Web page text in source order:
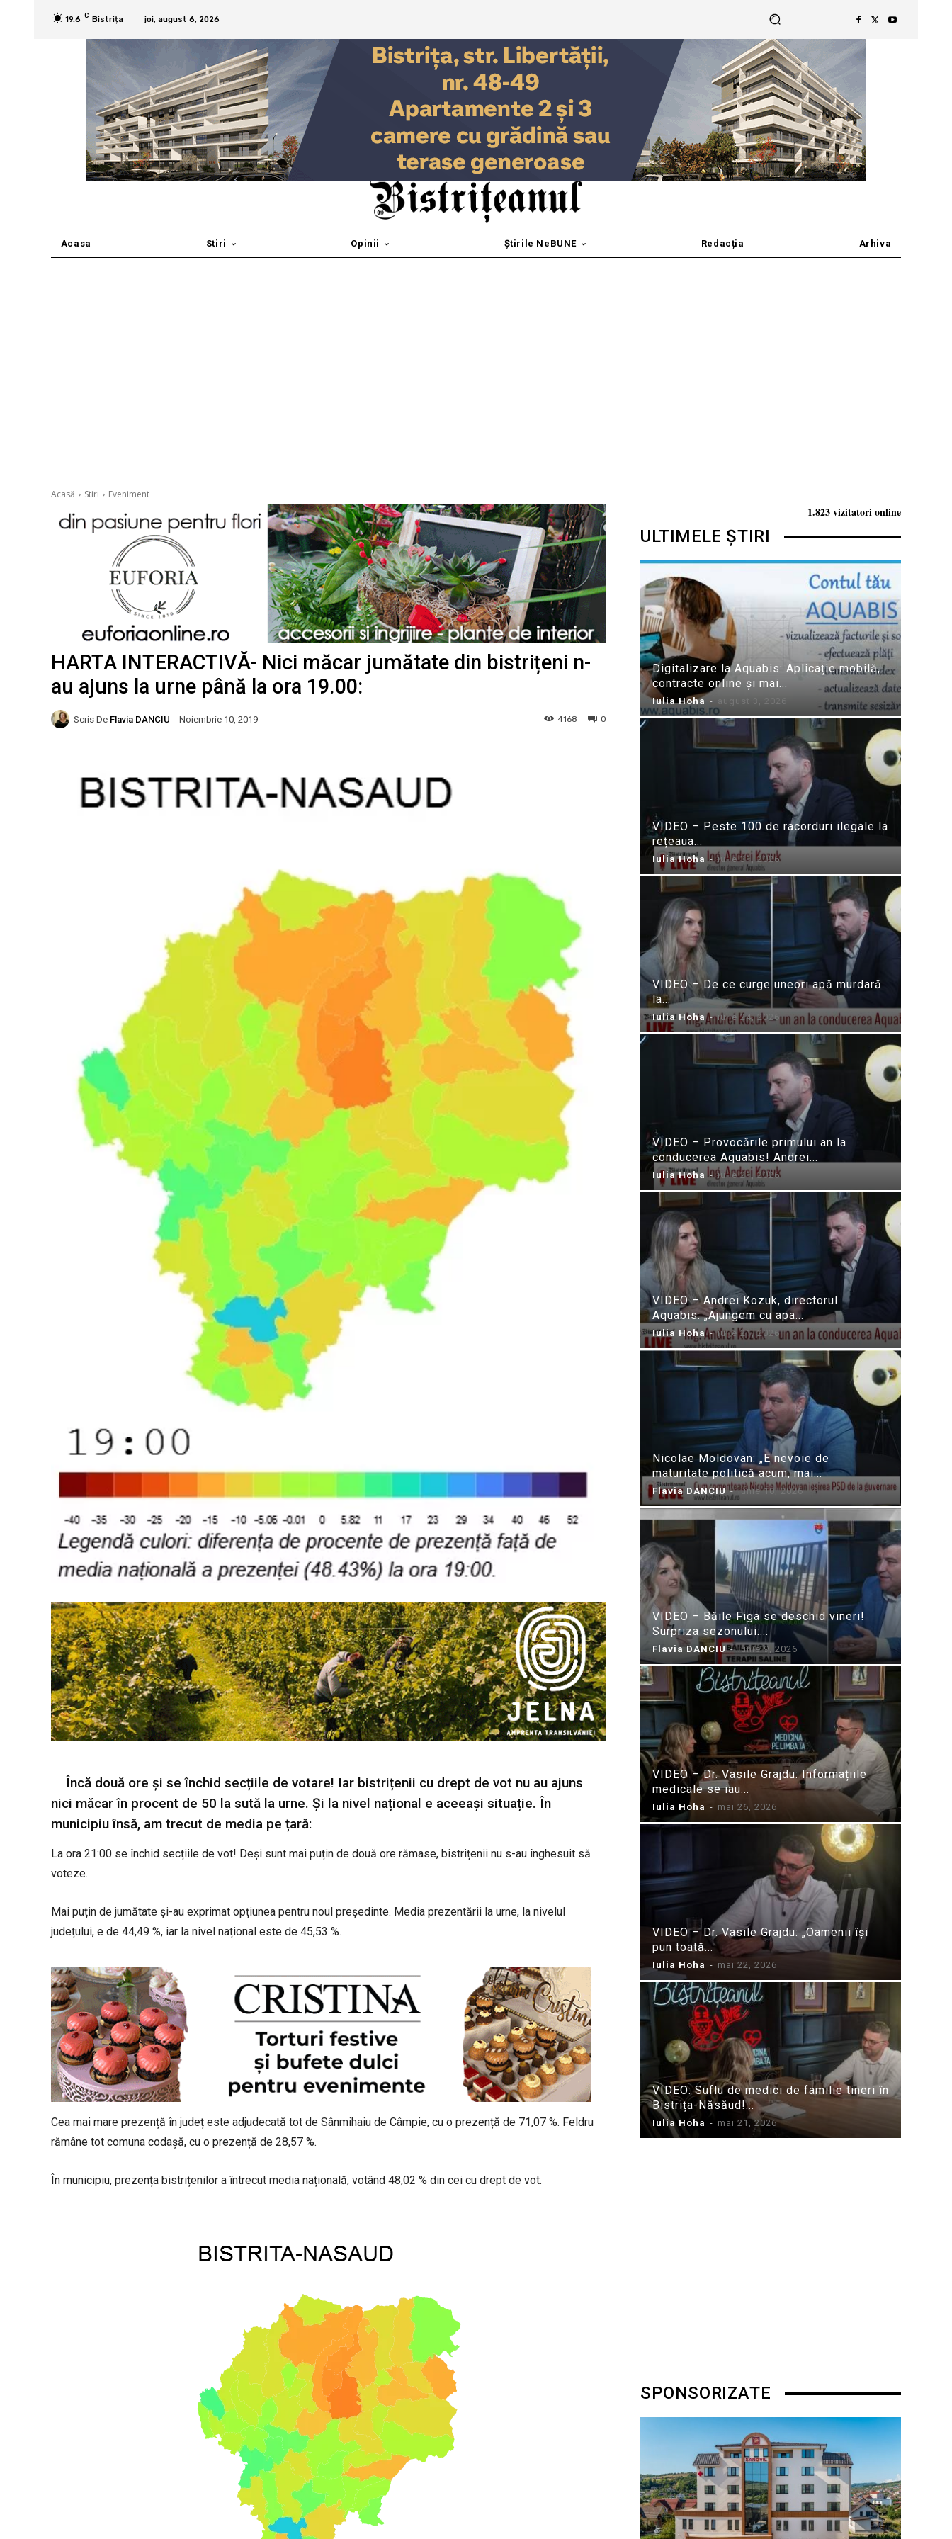
19.6 C Bistrița joi, august 6, 2026
Acasa Stiri Opinii Știrile NeBUNE Redacția Arhiva
Acasă Stiri Eveniment
HARTA INTERACTIVĂ- Nici măcar jumătate din bistrițeni n-
au ajuns la urne până la ora 19.00:
Scris De Flavia DANCIU Noiembrie 10, 2019 0
4168
Încă două ore și se închid secțiile de votare! Iar bistrițenii cu drept de vot nu au ajuns
nici măcar în procent de 50 la sută la urne. Și la nivel național e aceeași situație. În
municipiu însă, am trecut de media pe țară:
La ora 21:00 se închid secțiile de vot! Deși sunt mai puțin de două ore rămase, bistrițenii nu s-au înghesuit să
voteze.
Mai puțin de jumătate și-au exprimat opțiunea pentru noul președinte. Media prezentării la urne, la nivelul
județului, e de 44,49 %, iar la nivel național este de 45,53 %.
Cea mai mare prezență în județ este adjudecată tot de Sânmihaiu de Câmpie, cu o prezență de 71,07 %. Feldru
rămâne tot comuna codașă, cu o prezență de 28,57 %.
În municipiu, prezența bistrițenilor a întrecut media națională, votând 48,02 % din cei cu drept de vot.
1.823 vizitatori online
ULTIMELE ȘTIRI
Digitalizare la Aquabis: Aplicație mobilă,
contracte online și mai...
Iulia Hoha - august 3, 2026
VIDEO – Peste 100 de racorduri ilegale la
rețeaua...
Iulia Hoha - iulie 31, 2026
VIDEO – De ce curge uneori apă murdară
la...
Iulia Hoha - iulie 24, 2026
VIDEO – Provocările primului an la
conducerea Aquabis! Andrei...
Iulia Hoha - iulie 21, 2026
VIDEO – Andrei Kozuk, directorul
Aquabis: „Ajungem cu apa...
Iulia Hoha - iulie 21, 2026
Nicolae Moldovan: „E nevoie de
maturitate politică acum, mai...
Flavia DANCIU - iunie 10, 2026
VIDEO – Băile Figa se deschid vineri!
Surpriza sezonului:...
Flavia DANCIU - iunie 9, 2026
VIDEO – Dr. Vasile Grajdu: Informațiile
medicale se iau...
Iulia Hoha - mai 26, 2026
VIDEO – Dr. Vasile Grajdu: „Oamenii își
pun toată...
Iulia Hoha - mai 22, 2026
VIDEO: Suflu de medici de familie tineri în
Bistrița-Năsăud!...
Iulia Hoha - mai 21, 2026
SPONSORIZATE